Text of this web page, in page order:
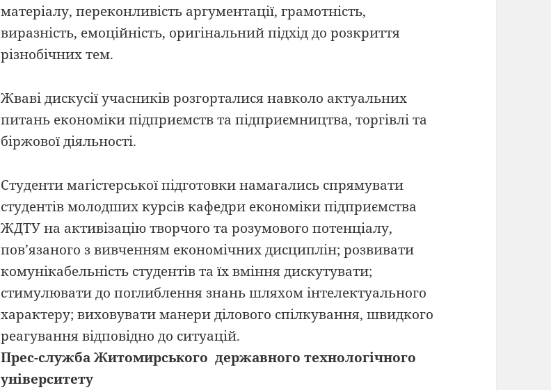
матеріалу, переконливість аргументації, грамотність,
виразність, емоційність, оригінальний підхід до розкриття
різнобічних тем.
Жваві дискусії учасників розгорталися навколо актуальних
питань економіки підприємств та підприємництва, торгівлі та
біржової діяльності.
Студенти магістерської підготовки намагались спрямувати
студентів молодших курсів кафедри економіки підприємства
ЖДТУ на активізацію творчого та розумового потенціалу,
пов’язаного з вивченням економічних дисциплін; розвивати
комунікабельність студентів та їх вміння дискутувати;
стимулювати до поглиблення знань шляхом інтелектуального
характеру; виховувати манери ділового спілкування, швидкого
реагування відповідно до ситуацій.
Прес-служба Житомирського державного технологічного
університету